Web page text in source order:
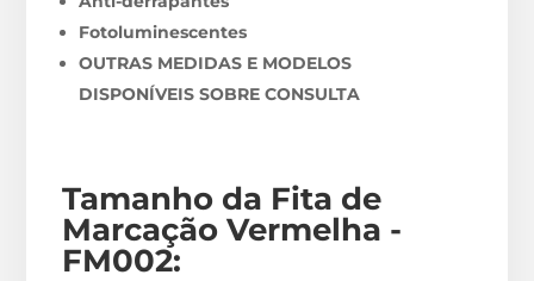
Fotoluminescentes
OUTRAS MEDIDAS E MODELOS
DISPONÍVEIS SOBRE CONSULTA
Tamanho da Fita de
Marcação Vermelha -
FM002: